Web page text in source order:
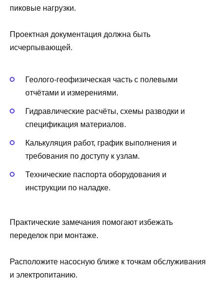
пиковые нагрузки.
Проектная документация должна быть
исчерпывающей.
Геолого-геофизическая часть с полевыми
отчётами и измерениями.
Гидравлические расчёты, схемы разводки и
спецификация материалов.
Калькуляция работ, график выполнения и
требования по доступу к узлам.
Технические паспорта оборудования и
инструкции по наладке.
Практические замечания помогают избежать
переделок при монтаже.
Расположите насосную ближе к точкам обслуживания
и электропитанию.